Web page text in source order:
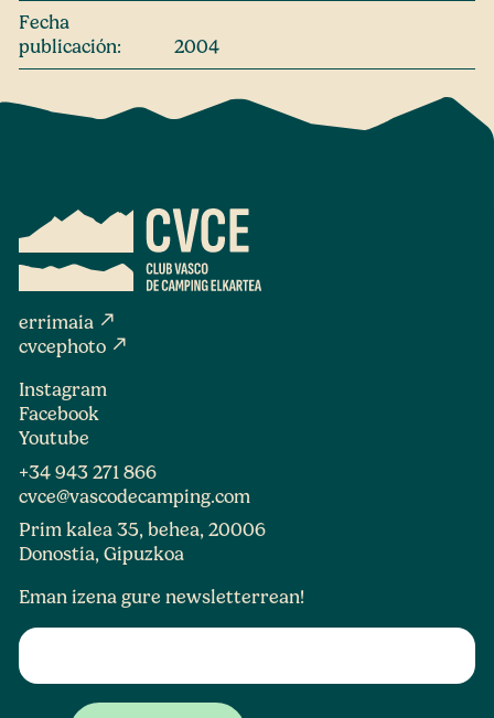
Fecha
publicación:
2004
errimaia north_east
cvcephoto north_east
Instagram
Facebook
Youtube
+34 943 271 866
cvce@vascodecamping.com
Prim kalea 35, behea, 20006
Donostia, Gipuzkoa
Eman izena gure newsletterrean!